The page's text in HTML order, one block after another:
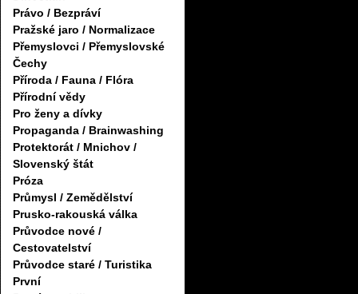
Právo / Bezpráví
Pražské jaro / Normalizace
Přemyslovci / Přemyslovské
Čechy
Příroda / Fauna / Flóra
Přírodní vědy
Pro ženy a dívky
Propaganda / Brainwashing
Protektorát / Mnichov /
Slovenský štát
Próza
Průmysl / Zemědělství
Prusko-rakouská válka
Průvodce nové /
Cestovatelství
Průvodce staré / Turistika
První